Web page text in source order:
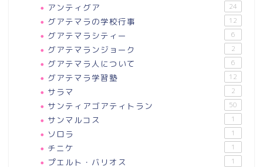
アンティグア 24
グアテマラの学校行事 12
グアテマラシティー 6
グアテマランジョーク 2
グアテマラ人について 6
グアテマラ学習塾 12
サラマ 2
サンティアゴアティトラン 50
サンマルコス 1
ソロラ 1
チニケ 1
プエルト・バリオス 1